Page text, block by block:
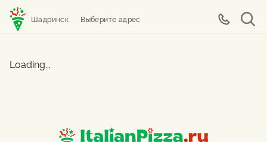
Шадринск Выберите адрес
Loading...